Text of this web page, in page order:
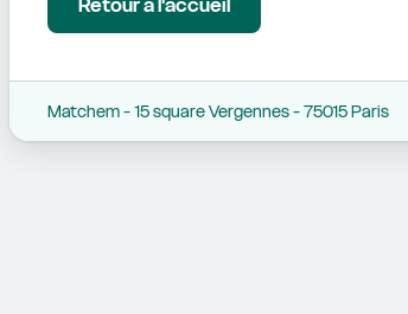
Retour à l'accueil
Matchem - 15 square Vergennes - 75015 Paris